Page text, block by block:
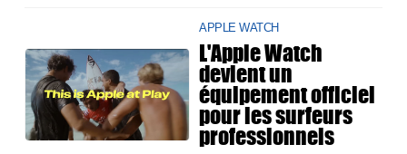
APPLE WATCH
L'Apple Watch
devient un
équipement officiel
pour les surfeurs
professionnels